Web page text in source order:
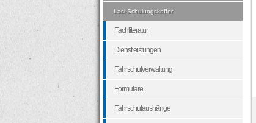
Lasi-Schulungskoffer
Fachliteratur
Dienstleistungen
Fahrschulverwaltung
Formulare
Fahrschulaushänge